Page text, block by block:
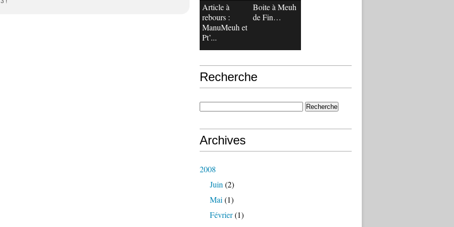
Article à
rebours :
ManuMeuh et
Pt’...
Boite à Meuh
de Fin…
Recherche
Archives
2008
Juin (2)
Mai (1)
Février(1)